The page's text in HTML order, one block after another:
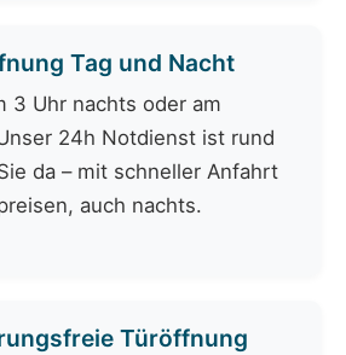
Tag und Nacht
3 Uhr nachts oder am
24h Notdienst ist rund
da – mit schneller Anfahrt
auch nachts.
Türöffnung